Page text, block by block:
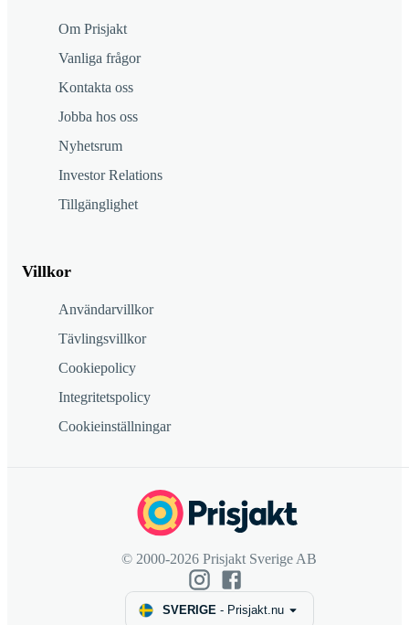
Om Prisjakt
Vanliga frågor
Kontakta oss
Jobba hos oss
Nyhetsrum
Investor Relations
Tillgänglighet
Villkor
Användarvillkor
Tävlingsvillkor
Cookiepolicy
Integritetspolicy
Cookieinställningar
© 2000-2026 Prisjakt Sverige AB
SVERIGE- Prisjakt.nu